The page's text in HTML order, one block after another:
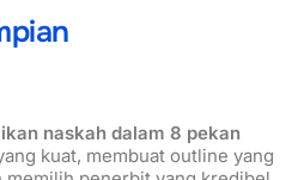
naskah dalam 8 pekan
kuat, membuat outline yang